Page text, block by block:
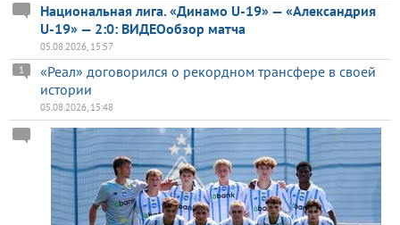
Национальная лига. «Динамо U-19» — «Александрия
U-19» — 2:0: ВИДЕОобзор матча
05.08.2026, 15:57
«Реал» договорился о рекордном трансфере в своей
истории
1
05.08.2026, 15:48